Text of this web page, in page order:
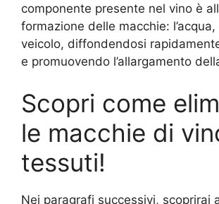
componente presente nel vino è
formazione delle macchie:
veicolo, diffondendosi
e promuovendo l’allargamento
Scopri come
le macchie di
tessuti!
Nei paragrafi successivi, scoprirai